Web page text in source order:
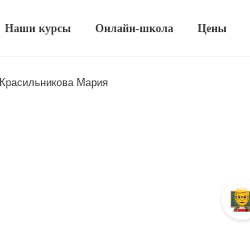
Наши курсы Онлайн-школа Цены
Красильникова Мария